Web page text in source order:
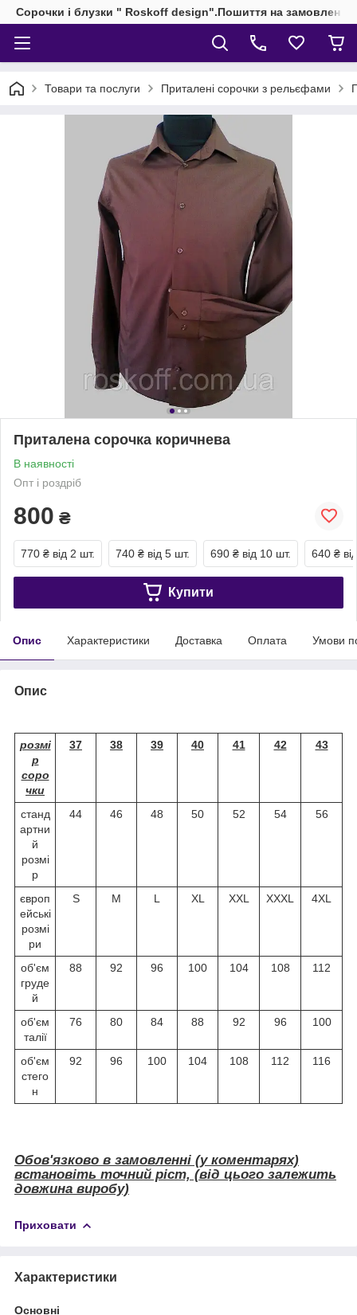
Сорочки і блузки " Roskoff design".Пошиття на замовлення
Товари та послуги Приталені сорочки з рельєфами
Приталена сорочка коричнева
В наявності
Опт і роздріб
800 ₴
770 ₴ від 2 шт. 740 ₴ від 5 шт. 690 ₴ від 10 шт. 640 ₴
Купити
Опис Характеристики Доставка Оплата Умови
Опис
розмі
р
соро
чки
37 38 39 40 41 42 43
станд
артни
й
розмі
р
44 46 48 50 52 54 56
європ
ейські
розмі
ри
S M L XL XXL XXXL 4XL
об'єм
груде
й
88 92 96 100 104 108 112
об'єм
талії
76 80 84 88 92 96 100
об'єм
стего
н
92 96 100 104 108 112 116
Обов'язково в замовленні (у коментарях)
встановіть точний ріст, (від цього залежить
довжина виробу)
Приховати
Характеристики
Основні